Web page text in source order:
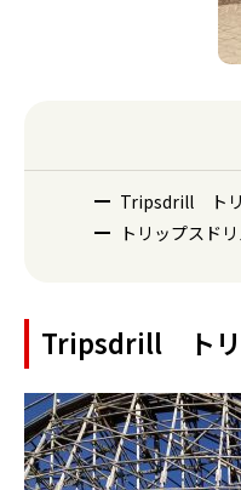
Tripsdrill トリ
トリップスド
Tripsdrill トリ